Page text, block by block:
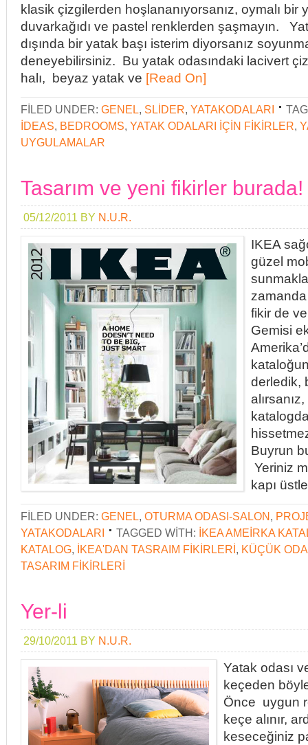
klasik çizgilerden hoşlananıyorsanız, oymalı bir
duvarkağıdı ve pastel renklerden şaşmayın.
dışında bir yatak başı isterim diyorsanız
deneyebilirsiniz. Bu yatak odasındaki lacivert
halı, beyaz yatak ve [Read On]
FILED UNDER: GENEL, SLIDER, YATAKODALARI
IDEAS, BEDROOMS, YATAK ODALARI IÇIN FIKIRLER,
UYGULAMALAR
Tasarım ve yeni fikirler burada!
05/12/2011 BY N.U.R.
IKEA
güzel
fikir de
Gemisi
derledik,
Buyrun
Yeriniz
kapı
FILED UNDER: GENEL, OTURMA ODASI-SALON,
YATAKODALARI
TAGGED WITH: IKEA AMEIRKA
KATALOG, IKEA'DAN TASRAIM FIKIRLERI, KÜÇÜK
TASARIM FIKIRLERI
Yer-li
29/10/2011 BY N.U.R.
Yatak odası
keçeden
Önce uygun
keçe alınır,
keseceğiniz